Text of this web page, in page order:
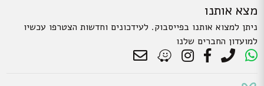
מצא אותנו
ניתן למצוא אותנו בפייסבוק. לעידכונים וחדשות הצטרפו עכשיו
למועדון החברים שלנו